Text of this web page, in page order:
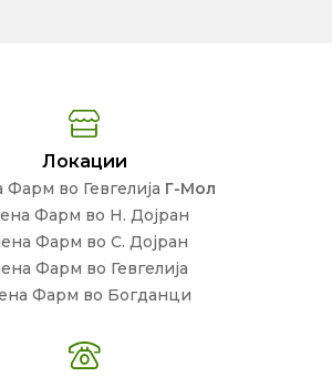
Локации
Фарм во Гевгелија Г-Мол
Фарм во Н. Дојран
Фарм во С. Дојран
Фарм во Гевгелија
Фарм во Богданци